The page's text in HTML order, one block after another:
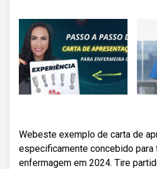
Webeste exemplo de carta de
especificamente concebido para
enfermagem em 2024. Tire